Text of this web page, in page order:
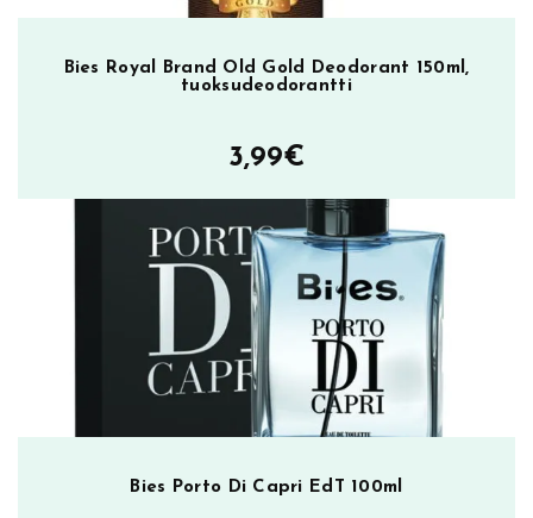
Bies Royal Brand Old Gold Deodorant 150ml,
tuoksudeodorantti
3,99€
Bies Porto Di Capri EdT 100ml